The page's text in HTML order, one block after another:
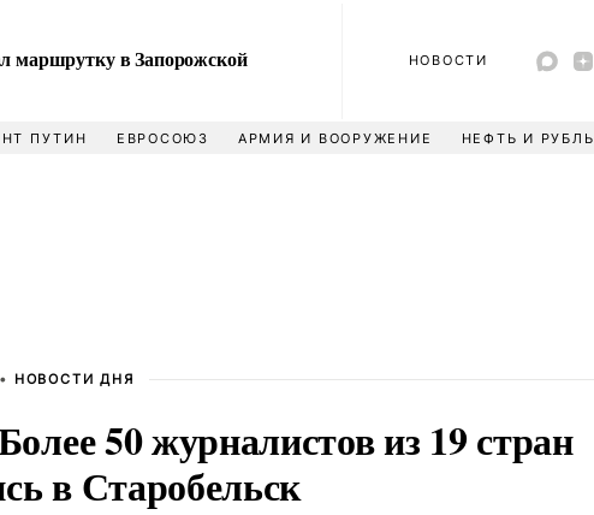
маршрутку в Запорожской
НОВОСТИ
ПУТИН ЕВРОСОЮЗ АРМИЯ И ВООРУЖЕНИЕ НЕФТЬ И РУБЛЬ
НОВОСТИ ДНЯ
50 журналистов из 19 стран
в Старобельск